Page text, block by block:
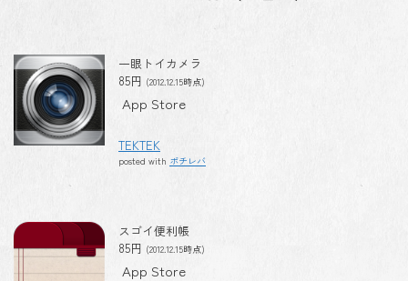
一眼トイカメラ
85円 (2012.12.15時点)
App Store
TEKTEK
posted with ポチレバ
スゴイ便利帳
85円 (2012.12.15時点)
App Store